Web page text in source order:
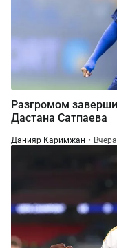
Разгромом
Дастана Сатпаева
Данияр Каримжан